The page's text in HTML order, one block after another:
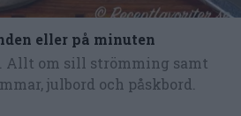
eller på minuten
Allt om sill strömming samt
julbord och påskbord.